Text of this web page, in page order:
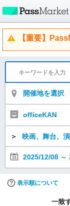
【重要】
開催地を選択
officeKAN
＞ 映画、舞台、
2025/12/08 ～
表示順について
一致